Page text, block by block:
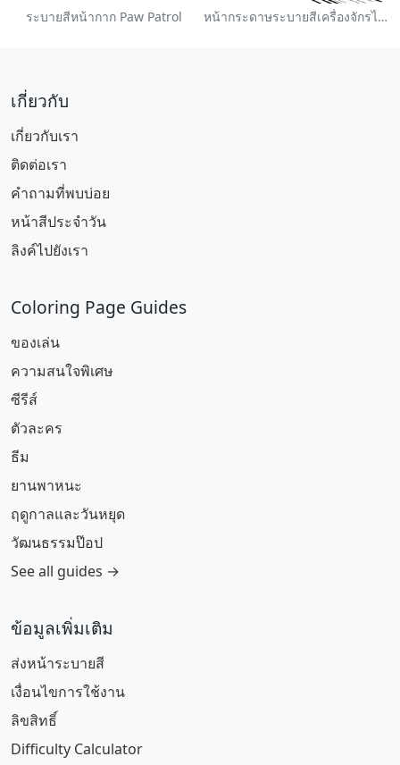
ระบายสีหน้ากาก Paw Patrol หน้ากระดาษระบายสีเครื่องจักรไอน้ำหลากสี
เกี่ยวกับ
เกี่ยวกับเรา
ติดต่อเรา
คำถามที่พบบ่อย
หน้าสีประจำวัน
ลิงค์ไปยังเรา
Coloring Page Guides
ของเล่น
ความสนใจพิเศษ
ซีรีส์
ตัวละคร
ธีม
ยานพาหนะ
ฤดูกาลและวันหยุด
วัฒนธรรมป๊อป
See all guides →
ข้อมูลเพิ่มเติม
ส่งหน้าระบายสี
เงื่อนไขการใช้งาน
ลิขสิทธิ์
Difficulty Calculator